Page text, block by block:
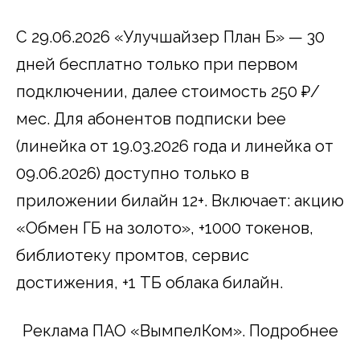
С 29.06.2026 «Улучшайзер План Б» — 30
дней бесплатно только при первом
подключении, далее стоимость 250 ₽/
мес. Для абонентов подписки bee
(линейка от 19.03.2026 года и линейка от
09.06.2026) доступно только в
приложении билайн 12+. Включает: акцию
«Обмен ГБ на золото», +1000 токенов,
библиотеку промтов, сервис
достижения, +1 ТБ облака билайн.
Реклама ПАО «ВымпелКом». Подробнее